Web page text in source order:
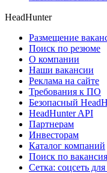
HeadHunter
Размещение
Поиск по резюме
О компании
Наши вакансии
Реклама на сайте
Требования к ПО
Безопасный
HeadHunter API
Партнерам
Инвесторам
Каталог компаний
Поиск по
Сетка: соцсеть